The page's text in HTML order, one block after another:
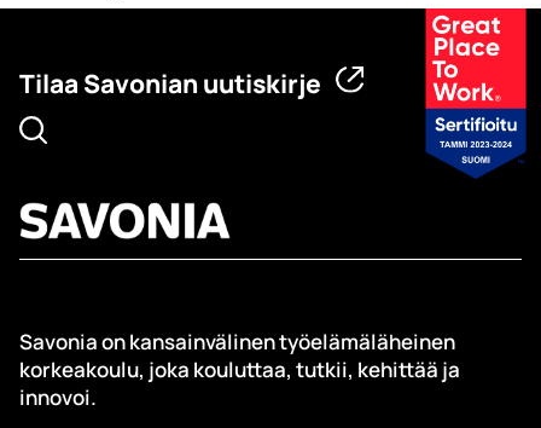
Tilaa Savonian uutiskirje
Savonia on kansainvälinen työelämäläheinen
korkeakoulu, joka kouluttaa, tutkii, kehittää ja
innovoi.